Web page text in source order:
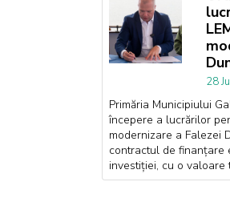
28
Primăria Municipiului
începere a lucrărilor
modernizare a Falezei
contractul de finanțare
investiției, cu o valoare